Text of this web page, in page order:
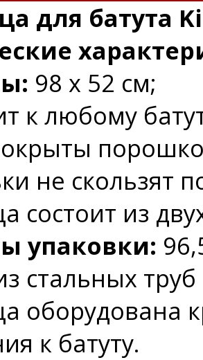
для батута
98 х 52 см;
к любому
не скользят
состоит из
упаковки:
стальных
оборудована
к батуту.